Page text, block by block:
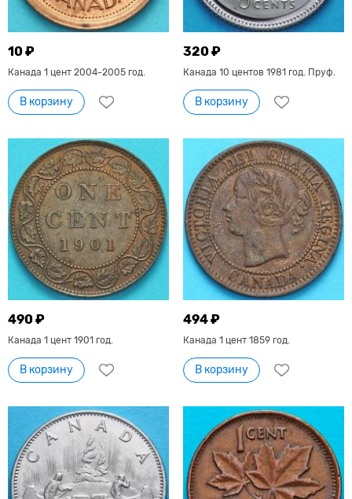
10 ₽
Канада 1 цент 2004-2005 год.
В корзину
320 ₽
Канада 10 центов 1981 год. Пруф.
В корзину
490 ₽
Канада 1 цент 1901 год.
В корзину
494 ₽
Канада 1 цент 1859 год.
В корзину